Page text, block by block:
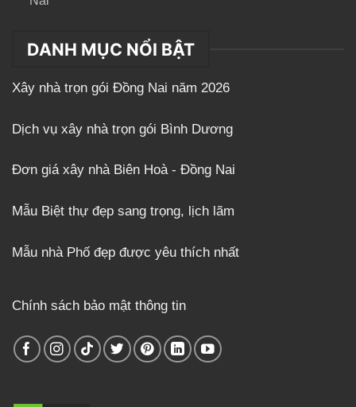
DANH MỤC NỔI BẬT
Xây nhà trọn gói Đồng Nai năm 2026
Dịch vụ xây nhà trọn gói Bình Dương
Đơn giá xây nhà Biên Hoà - Đồng Nai
Mẫu Biệt thự đẹp sang trọng, lịch lãm
Mẫu nhà Phố đẹp được yêu thích nhất
Chính sách bảo mật thông tin